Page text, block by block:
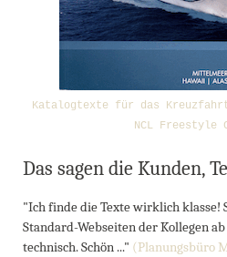
Katalogtexte für das
NCL Freestyle
Das sagen die Kunden,
"Ich finde die Texte wirklich klasse!
Standard-Webseiten der Kollegen
technisch. Schön ..." (Planungsbüro